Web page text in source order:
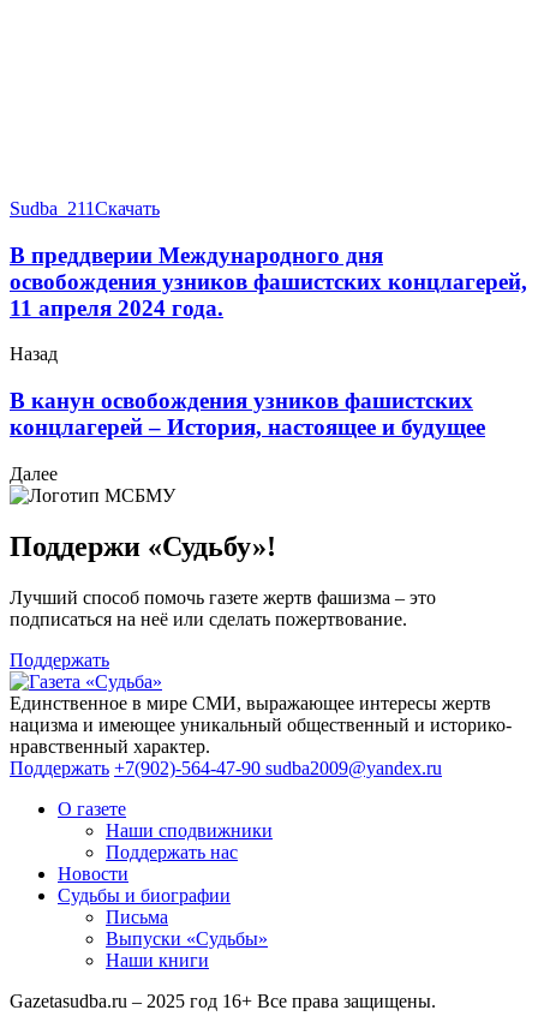
Sudba_211Скачать
В преддверии Международного дня
освобождения узников фашистских концлагерей,
11 апреля 2024 года.
Назад
В канун освобождения узников фашистских
концлагерей – История, настоящее и будущее
Далее
Поддержи «Судьбу»!
Лучший способ помочь газете жертв фашизма – это
подписаться на неё или сделать пожертвование.
Поддержать
Единственное в мире СМИ, выражающее интересы жертв
нацизма и имеющее уникальный общественный и историко-
нравственный характер.
Поддержать +7(902)-564-47-90 sudba2009@yandex.ru
О газете
Наши сподвижники
Поддержать нас
Новости
Судьбы и биографии
Письма
Выпуски «Судьбы»
Наши книги
Gazetasudba.ru – 2025 год 16+ Все права защищены.